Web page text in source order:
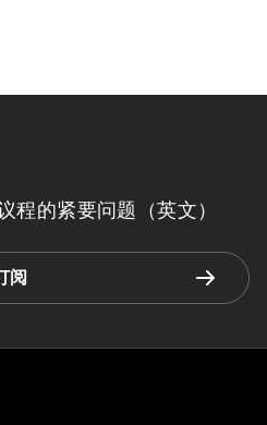
程的紧要问题（英文）
阅